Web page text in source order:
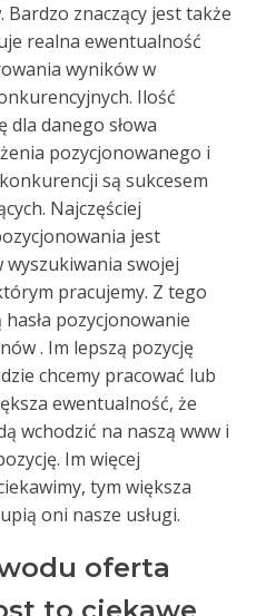
znaczący jest także
realna ewentualność
wyników w
Ilość
dla danego słowa
pozycjonowanego i
są sukcesem
Najczęściej
jest
swojej
pracujemy. Z tego
pozycjonowanie
. Im lepszą pozycję
chcemy pracować lub
ewentualność, że
wchodzić na naszą www i
Im więcej
tym większa
oni nasze usługi.
oferta